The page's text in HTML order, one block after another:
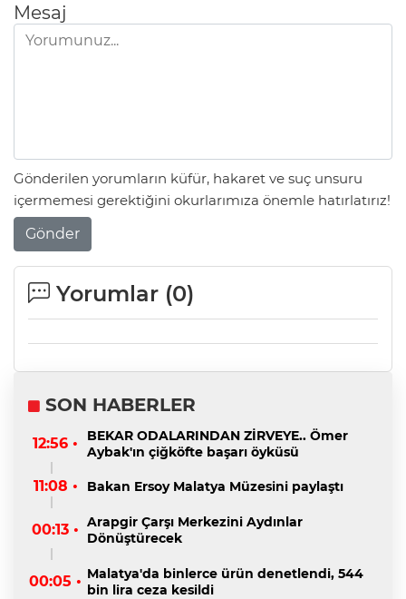
Mesaj
Gönderilen yorumların küfür, hakaret ve suç unsuru
içermemesi gerektiğini okurlarımıza önemle hatırlatırız!
Gönder
Yorumlar (0)
SON HABERLER
12:56 •
BEKAR ODALARINDAN ZİRVEYE.. Ömer
Aybak'ın çiğköfte başarı öyküsü
11:08 • Bakan Ersoy Malatya Müzesini paylaştı
00:13 • Arapgir Çarşı Merkezini Aydınlar
Dönüştürecek
00:05 • Malatya'da binlerce ürün denetlendi, 544
bin lira ceza kesildi